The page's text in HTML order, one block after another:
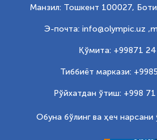
Манзил: Тошкент 100027,
Э-почта: info@olympic.uz ,
Қўмита: +99871
Тиббиёт маркази:
Рўйхатдан ўтиш: +998
Обуна бўлинг ва ҳеч